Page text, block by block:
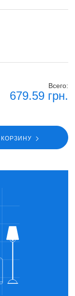
Всего:
679.59грн.
КОРЗИНУ